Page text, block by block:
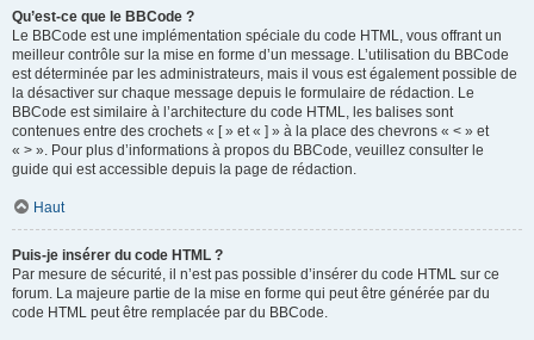
Qu’est-ce que le BBCode ?
Le BBCode est une implémentation spéciale du code HTML, vous offrant un
meilleur contrôle sur la mise en forme d’un message. L’utilisation du BBCode
est déterminée par les administrateurs, mais il vous est également possible de
la désactiver sur chaque message depuis le formulaire de rédaction. Le
BBCode est similaire à l’architecture du code HTML, les balises sont
contenues entre des crochets « [ » et « ] » à la place des chevrons « < » et
« > ». Pour plus d’informations à propos du BBCode, veuillez consulter le
guide qui est accessible depuis la page de rédaction.
Haut
Puis-je insérer du code HTML ?
Par mesure de sécurité, il n’est pas possible d’insérer du code HTML sur ce
forum. La majeure partie de la mise en forme qui peut être générée par du
code HTML peut être remplacée par du BBCode.